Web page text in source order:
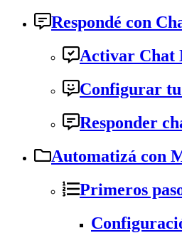
Respondé con
Activar Chat
Configurar tu
Responder
Automatizá con
Primeros